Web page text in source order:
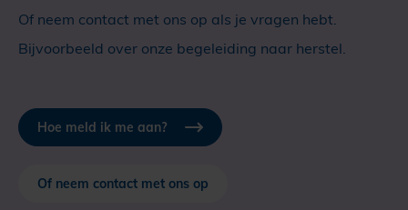
Of neem contact met ons op als je vragen hebt.
Bijvoorbeeld over onze begeleiding naar herstel.
Hoe meld ik me aan?
Of neem contact met ons op